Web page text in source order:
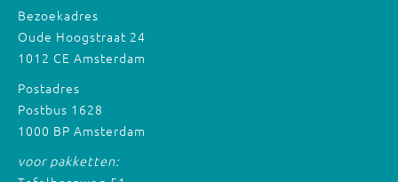
Bezoekadres
Oude Hoogstraat 24
1012 CE Amsterdam
Postadres
Postbus 1628
1000 BP Amsterdam
voor pakketten: